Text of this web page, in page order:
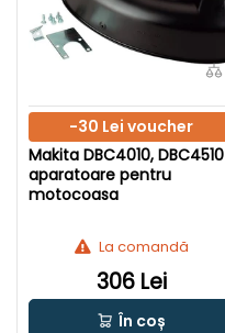
-30 Lei voucher
Makita DBC4010, DBC4510
aparatoare pentru
motocoasa
La comandă
306 Lei
În coș